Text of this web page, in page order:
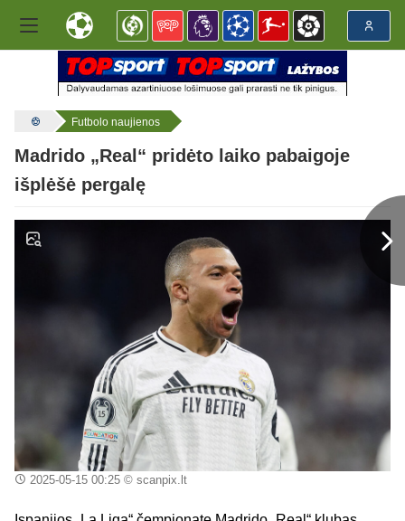
Futbolo naujienos
Madrido „Real“ pridėto laiko pabaigoje
išplėšė pergalę
2025-05-15 00:25© scanpix.lt